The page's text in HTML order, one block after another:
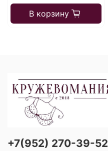
В корзину
+7(952) 270-39-52